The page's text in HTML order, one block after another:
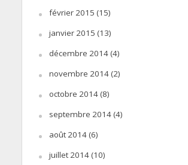
février 2015 (15)
janvier 2015 (13)
décembre 2014(4)
novembre 2014(2)
octobre 2014(8)
septembre 2014(4)
août 2014(6)
juillet 2014(10)